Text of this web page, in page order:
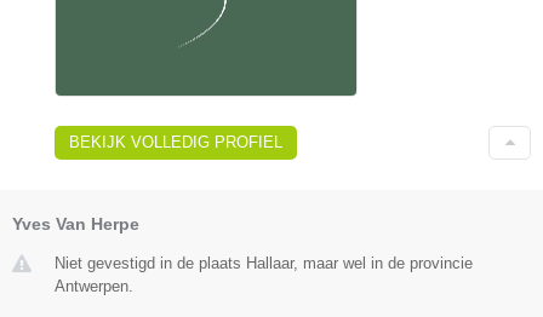
BEKIJK VOLLEDIG PROFIEL
Yves Van Herpe
Niet gevestigd in de plaats Hallaar, maar wel in de provincie
Antwerpen.